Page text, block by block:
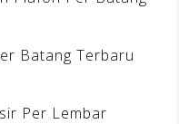
Batang Terbaru
Per Lembar